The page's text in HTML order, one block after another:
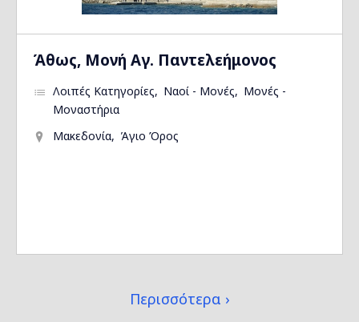
Άθως, Μονή Αγ. Παντελεήμονος
Λοιπές Κατηγορίες Ναοί - Μονές
Μονές -
Μοναστήρια
Μακεδονία
Άγιο Όρος
Περισσότερα